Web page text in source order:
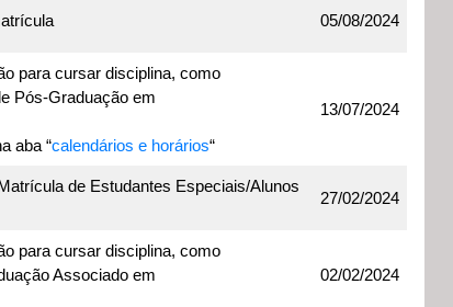
05/08/2024
para cursar disciplina, como
Pós-Graduação em
aba “calendários e horários“
13/07/2024
de Estudantes Especiais/Alunos
27/02/2024
para cursar disciplina, como
Associado em
02/02/2024